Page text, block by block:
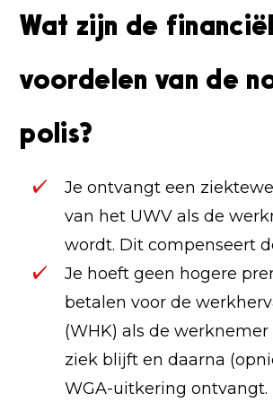
Wat zijn de
voordelen van de
polis?
Je ontvangt een
van het UWV als de
wordt. Dit compenseert
Je hoeft geen hogere
betalen voor de
(WHK) als de
ziek blijft en daarna
WGA-uitkering ontvangt.